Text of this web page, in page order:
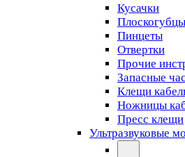
Кусачки
Плоскогубцы
Пинцеты
Отвертки
Прочие
Запасные
Клещи
Ножницы
Пресс клещи
Ультразвуковые